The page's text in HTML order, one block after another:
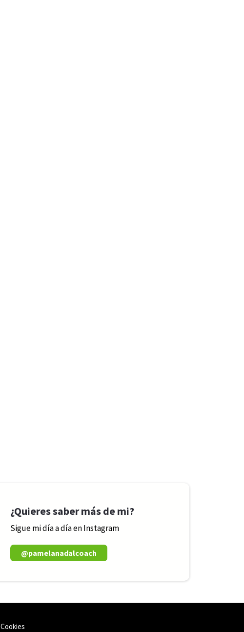
¿Quieres saber más de mi?
Sigue mi día a día en Instagram
@pamelanadalcoach
Cookies